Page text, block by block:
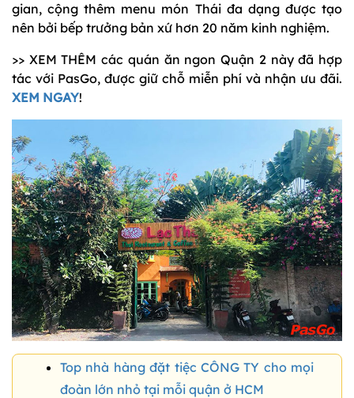
gian, cộng thêm menu món Thái đa dạng được tạo
nên bởi bếp trưởng bản xứ hơn 20 năm kinh nghiệm.
>> XEM THÊM các quán ăn ngon Quận 2 này đã hợp
tác với PasGo, được giữ chỗ miễn phí và nhận ưu đãi.
XEM NGAY!
Top nhà hàng đặt tiệc CÔNG TY cho mọi
đoàn lớn nhỏ tại mỗi quận ở HCM